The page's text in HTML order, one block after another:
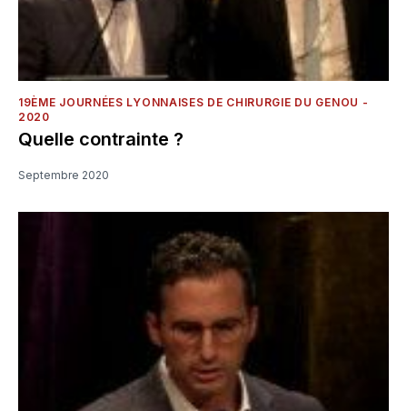
19ÈME JOURNÉES LYONNAISES DE CHIRURGIE DU GENOU -
2020
Quelle contrainte ?
Septembre 2020